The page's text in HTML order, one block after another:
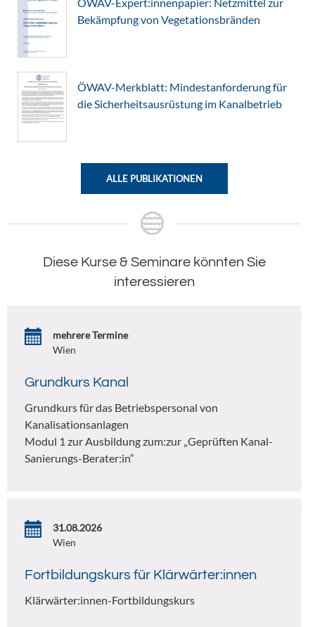
Bekämpfung von Vegetationsbränden
ÖWAV-Merkblatt: Mindestanforderung für
die Sicherheitsausrüstung im Kanalbetrieb
ALLE PUBLIKATIONEN
Diese Kurse & Seminare könnten Sie
interessieren
mehrere Termine
Wien
Grundkurs Kanal
Grundkurs für das Betriebspersonal von
Kanalisationsanlagen
Modul 1 zur Ausbildung zum:zur „Geprüften Kanal-
Sanierungs-Berater:in“
31.08.2026
Wien
Fortbildungskurs für Klärwärter:innen
Klärwärter:innen-Fortbildungskurs